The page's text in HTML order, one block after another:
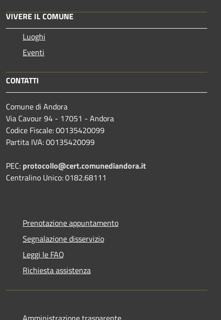
VIVERE IL COMUNE
Luoghi
Eventi
CONTATTI
Comune di Andora
Via Cavour 94 - 17051 - Andora
Codice Fiscale: 00135420099
Partita IVA: 00135420099
PEC: protocollo@cert.comunediandora.it
Centralino Unico: 0182.68111
Prenotazione appuntamento
Segnalazione disservizio
Leggi le FAQ
Richiesta assistenza